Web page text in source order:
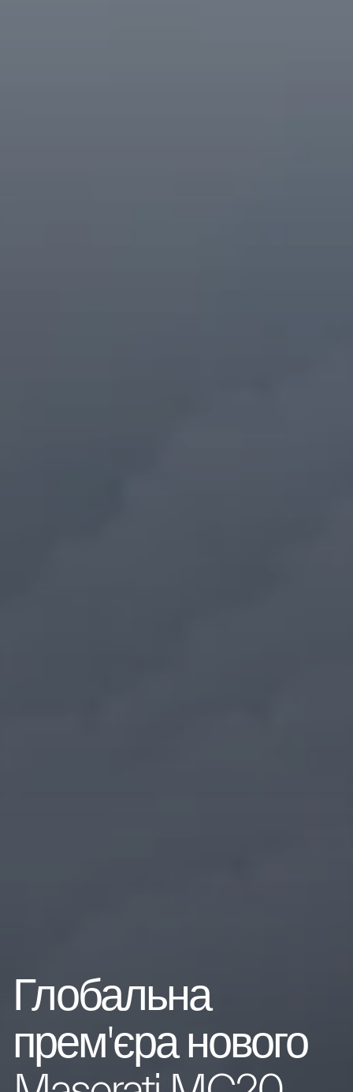
Глобальна
прем'єра нового